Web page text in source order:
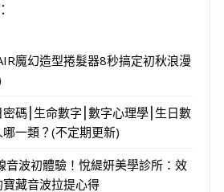
魔幻造型捲髮器8秒搞定初秋浪漫
密碼⎮生命數字⎮數字心理學⎮生日數
一類？(不定期更新)
音波初體驗！悅緹妍美學診所：效
藏音波拉提心得